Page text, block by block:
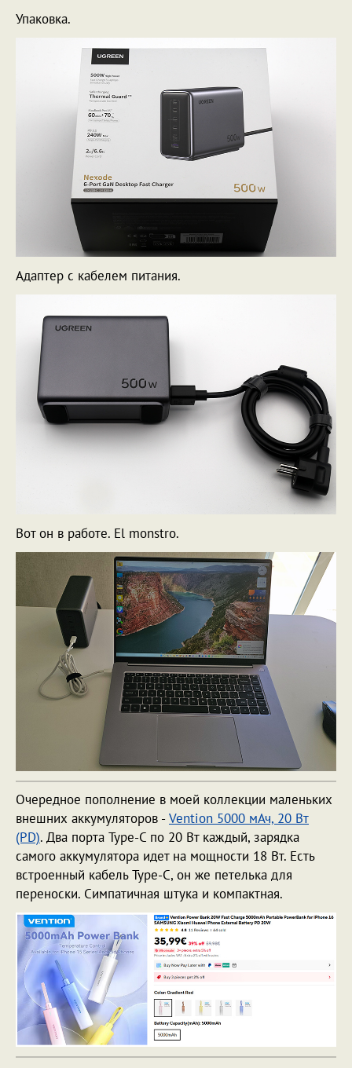
Упаковка.
Адаптер с кабелем питания.
Вот он в работе. El monstro.
Очередное пополнение в моей коллекции маленьких
внешних аккумуляторов -Vention 5000 мАч, 20 Вт
(PD). Два порта Type-C по 20 Вт каждый, зарядка
самого аккумулятора идет на мощности 18 Вт. Есть
встроенный кабель Type-C, он же петелька для
переноски. Симпатичная штука и компактная.